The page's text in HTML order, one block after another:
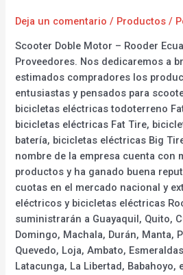
Deja un comentario / Productos /
Scooter Doble Motor – Rooder
Proveedores. Nos dedicaremos a
estimados compradores los
entusiastas y pensados para
bicicletas eléctricas todoterreno
bicicletas eléctricas Fat Tire,
batería, bicicletas eléctricas Big
nombre de la empresa cuenta con
productos y ha ganado buena
cuotas en el mercado nacional y
eléctricos y bicicletas eléctricas
suministrarán a Guayaquil, Quito,
Domingo, Machala, Durán, Manta,
Quevedo, Loja, Ambato,
Latacunga, La Libertad, Babahoyo,